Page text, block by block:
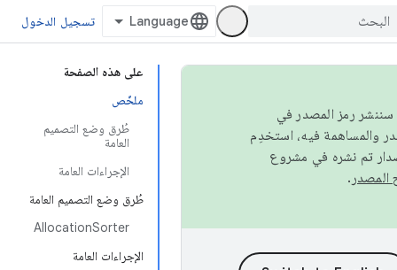
تسجيل الدخول
على هذه الصفحة
ملخّص
طُرق وضع التصميم
العامة
الإجراءات العامة
طُرق وضع التصميم العامة
AllocationSorter
الإجراءات العامة
سننشر رمز المصدر في
تم نشره في مشروع
.